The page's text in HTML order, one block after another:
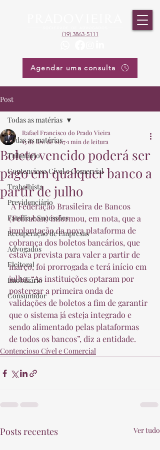
(19) 3863-5111
Agendar uma consulta
Post
Todas as matérias
Tributário
Contencioso Cível e Comercial
Trabalhista
Previdenciário
Família e Sucessões
Recuperação de Empresas
Advogados
Eleitoral
Imobiliário
Consumidor
Todas as matérias
Boleto vencido poderá ser
pago em qualquer banco a
partir de julho
Rafael Francisco do Prado Vieira
13 de fev. de 20171 min de leitura
A Federação Brasileira de Bancos
(Febraban) informou, em nota, que a
implantação da nova plataforma de
cobrança dos boletos bancários, que
estava prevista para valer a partir de
março, foi prorrogada e terá início em
julho. “As instituições optaram por
postergar a primeira onda de
validações de boletos a fim de garantir
que o sistema já esteja integrado e
sendo alimentado pelas plataformas
de todos os bancos”, diz a entidade.
Contencioso Cível e Comercial
Posts recentes Ver tudo